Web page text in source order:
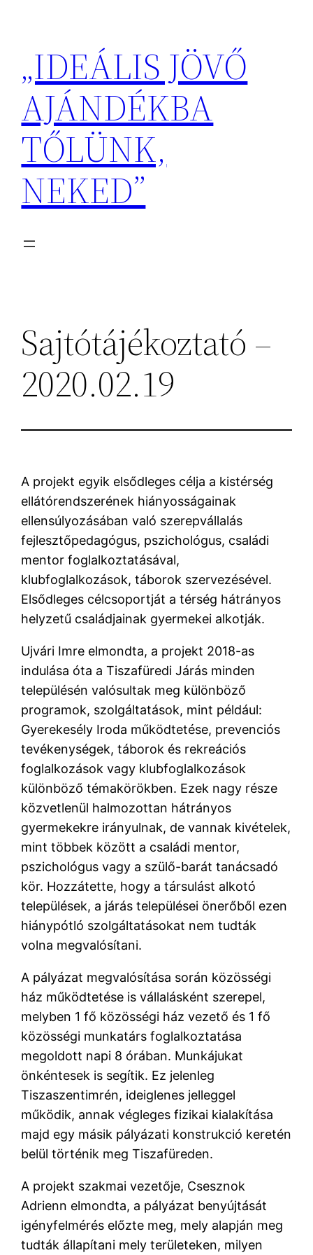
tartalomhoz
„IDEÁLIS JÖVŐ
AJÁNDÉKBA
TŐLÜNK,
NEKED”
Sajtótájékoztató –
2020.02.19
A projekt egyik elsődleges célja a kistérség
ellátórendszerének hiányosságainak
ellensúlyozásában való szerepvállalás
fejlesztőpedagógus, pszichológus, családi
mentor foglalkoztatásával,
klubfoglalkozások, táborok szervezésével.
Elsődleges célcsoportját a térség hátrányos
helyzetű családjainak gyermekei alkotják.
Ujvári Imre elmondta, a projekt 2018-as
indulása óta a Tiszafüredi Járás minden
településén valósultak meg különböző
programok, szolgáltatások, mint például:
Gyerekesély Iroda működtetése, prevenciós
tevékenységek, táborok és rekreációs
foglalkozások vagy klubfoglalkozások
különböző témakörökben. Ezek nagy része
közvetlenül halmozottan hátrányos
gyermekekre irányulnak, de vannak kivételek,
mint többek között a családi mentor,
pszichológus vagy a szülő-barát tanácsadó
kör. Hozzátette, hogy a társulást alkotó
települések, a járás települései önerőből ezen
hiánypótló szolgáltatásokat nem tudták
volna megvalósítani.
A pályázat megvalósítása során közösségi
ház működtetése is vállalásként szerepel,
melyben 1 fő közösségi ház vezető és 1 fő
közösségi munkatárs foglalkoztatása
megoldott napi 8 órában. Munkájukat
önkéntesek is segítik. Ez jelenleg
Tiszaszentimrén, ideiglenes jelleggel
működik, annak végleges fizikai kialakítása
majd egy másik pályázati konstrukció keretén
belül történik meg Tiszafüreden.
A projekt szakmai vezetője, Csesznok
Adrienn elmondta, a pályázat benyújtását
igényfelmérés előzte meg, mely alapján meg
tudták állapítani mely területeken, milyen